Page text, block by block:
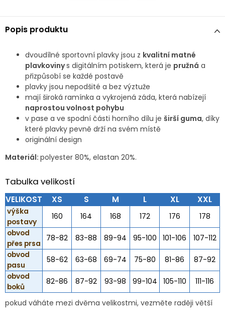
Popis produktu
dvoudílné sportovní plavky jsou z kvalitní matné
plavkovinys digitálním potiskem, která je pružná a
přizpůsobí se každé postavě
plavky jsou nepodšité a bez výztuže
mají široká ramínka a vykrojená záda, která nabízejí
naprostou volnost pohybu
v pase a ve spodní části horního dílu je širší guma, díky
které plavky pevně drží na svém místě
originální design
Materiál: polyester 80%, elastan 20%.
Tabulka velikostí
VELIKOST XS S M L XL XXL
výška
postavy
160 164 168 172 176
178
obvod
přes prsa
78-82 83-88 89-94 95-100 101-106
107-112
obvod
pasu
58-62 63-68 69-74 75-80 81-86
87-92
obvod
boků
82-86 87-92 93-98 99-104 105-110 111-116
pokud váháte mezi dvěma velikostmi, vezměte raději větší